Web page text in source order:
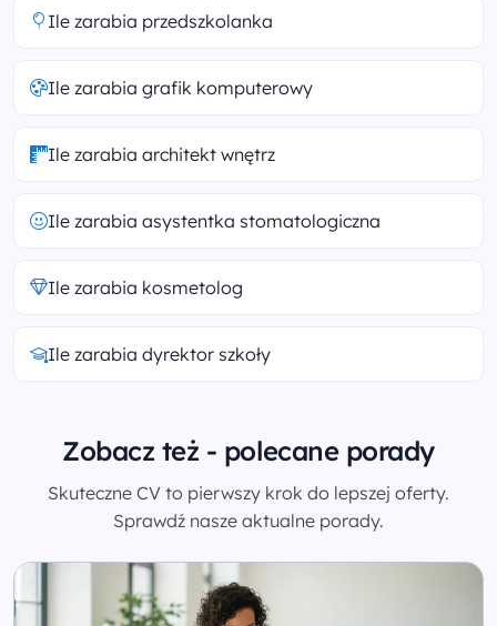
Ile zarabia przedszkolanka
Ile zarabia grafik komputerowy
Ile zarabia architekt wnętrz
Ile zarabia asystentka stomatologiczna
Ile zarabia kosmetolog
Ile zarabia dyrektor szkoły
Zobacz też - polecane porady
Skuteczne CV to pierwszy krok do lepszej oferty.
Sprawdź nasze aktualne porady.